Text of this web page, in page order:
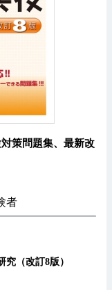
策問題集、最新改
者
（改訂8版）